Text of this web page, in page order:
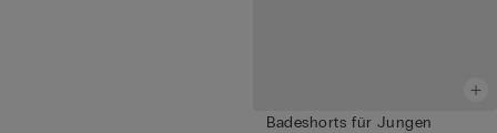
Badeshorts für Jungen